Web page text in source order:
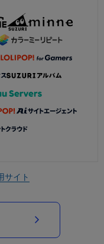
サイト